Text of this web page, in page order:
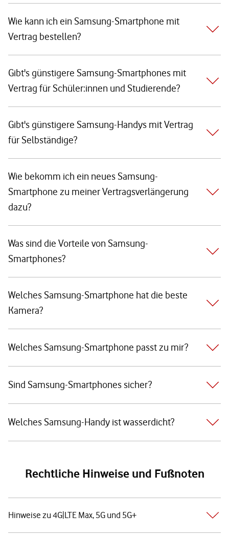
Wie kann ich ein Samsung-Smartphone mit
Vertrag bestellen?
Gibt's günstigere Samsung-Smartphones mit
Vertrag für Schüler:innen und Studierende?
Gibt's günstigere Samsung-Handys mit Vertrag
für Selbständige?
Wie bekomm ich ein neues Samsung-
Smartphone zu meiner Vertragsverlängerung
dazu?
Was sind die Vorteile von Samsung-
Smartphones?
Welches Samsung-Smartphone hat die beste
Kamera?
Welches Samsung-Smartphone passt zu mir?
Sind Samsung-Smartphones sicher?
Welches Samsung-Handy ist wasserdicht?
Rechtliche Hinweise und Fußnoten
Hinweise zu 4G|LTE Max, 5G und 5G+